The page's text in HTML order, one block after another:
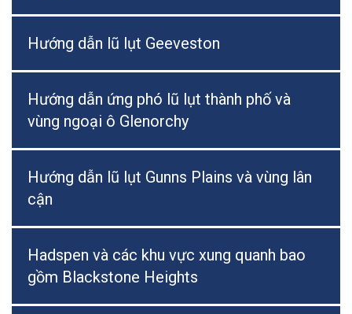
Hướng dẫn lũ lụt Geeveston
Hướng dẫn ứng phó lũ lụt thành phố và
vùng ngoại ô Glenorchy
Hướng dẫn lũ lụt Gunns Plains và vùng lân
cận
Hadspen và các khu vực xung quanh bao
gồm Blackstone Heights